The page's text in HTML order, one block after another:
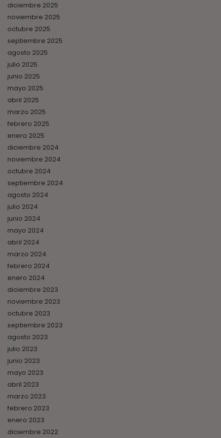
diciembre 2025
noviembre 2025
octubre 2025
septiembre 2025
agosto 2025
julio 2025
junio 2025
mayo 2025
abril 2025
marzo 2025
febrero 2025
enero 2025
diciembre 2024
noviembre 2024
octubre 2024
septiembre 2024
agosto 2024
julio 2024
junio 2024
mayo 2024
abril 2024
marzo 2024
febrero 2024
enero 2024
diciembre 2023
noviembre 2023
octubre 2023
septiembre 2023
agosto 2023
julio 2023
junio 2023
mayo 2023
abril 2023
marzo 2023
febrero 2023
enero 2023
diciembre 2022